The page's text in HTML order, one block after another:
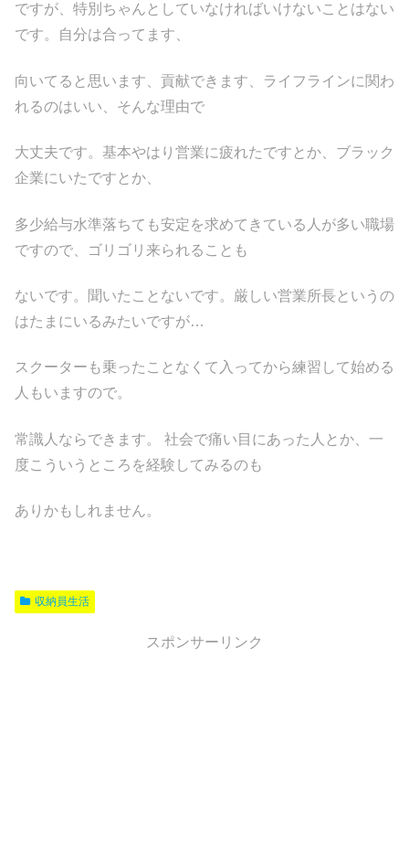
ですが、特別ちゃんとしていなければいけないことはない
です。自分は合ってます、
向いてると思います、貢献できます、ライフラインに関わ
れるのはいい、そんな理由で
大丈夫です。基本やはり営業に疲れたですとか、ブラック
企業にいたですとか、
多少給与水準落ちても安定を求めてきている人が多い職場
ですので、ゴリゴリ来られることも
ないです。聞いたことないです。厳しい営業所長というの
はたまにいるみたいですが…
スクーターも乗ったことなくて入ってから練習して始める
人もいますので。
常識人ならできます。 社会で痛い目にあった人とか、一
度こういうところを経験してみるのも
ありかもしれません。
収納員生活
スポンサーリンク